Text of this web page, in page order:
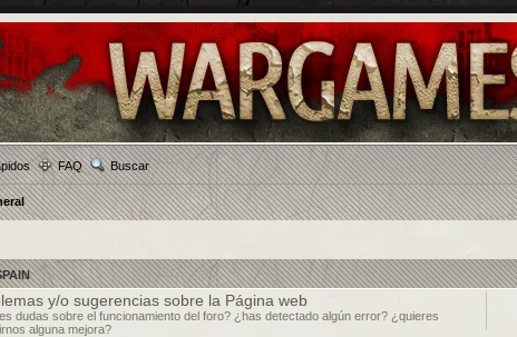
FAQ Buscar
y/o sugerencias sobre la Página web
dudas sobre el funcionamiento del foro? ¿has detectado algún error? ¿quieres
alguna mejora?